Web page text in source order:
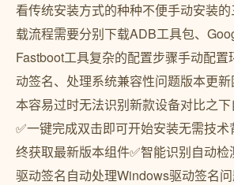
看传统安装方式的种种不便手动安装
载流程需要分别下载ADB工具包、
Fastboot工具复杂的配置步骤手动配置
动签名、处理系统兼容性问题版本更
本容易过时无法识别新款设备对比之
✅一键完成双击即可开始安装无需技
终获取最新版本组件✅智能识别自动检
驱动签名自动处理Windows驱动签名